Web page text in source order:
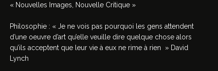
« Nouvelles Images, Nouvelle Critique »
Philosophie : « Je ne vois pas pourquoi les gens attendent
d’une oeuvre d’art qu’elle veuille dire quelque chose alors
qu’ils acceptent que leur vie à eux ne rime à rien » David
Lynch